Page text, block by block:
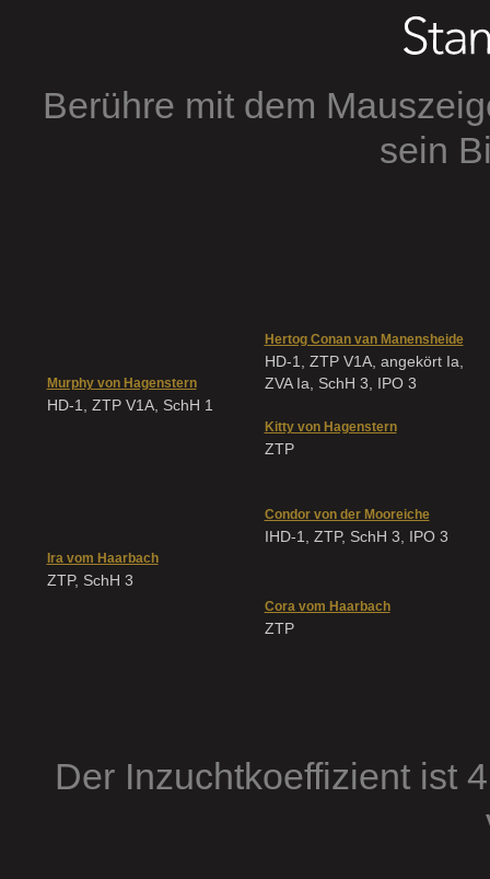
Berühre mit dem
sein
Murphy von Hagenstern
HD-1, ZTP V1A, SchH 1
Hertog Conan van Manensheide
HD-1, ZTP V1A, angekört Ia,
ZVA Ia, SchH 3, IPO 3
Kitty von Hagenstern
ZTP
Ira vom Haarbach
ZTP, SchH 3
Condor von der Mooreiche
IHD-1, ZTP, SchH 3, IPO 3
Cora vom Haarbach
ZTP
Der Inzuchtkoeffizient ist